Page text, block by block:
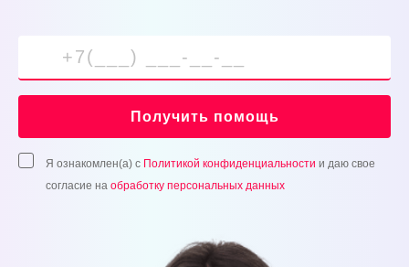
Получить помощь
Я ознакомлен(а) с Политикой конфиденциальности и даю свое
согласие на обработку персональных данных